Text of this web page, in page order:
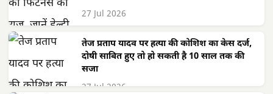
27 Jul 2026
तेज प्रताप यादव पर हत्या की कोशिश का केस दर्ज,
दोषी साबित हुए तो हो सकती है 10 साल तक की
सजा
27 Jul 2026